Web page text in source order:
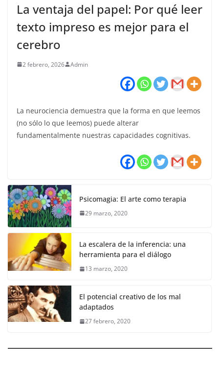
La ventaja del papel: Por qué leer
texto impreso es mejor para el
cerebro
2 febrero, 2026 Admin
La neurociencia demuestra que la forma en que leemos
(no sólo lo que leemos) puede alterar
fundamentalmente nuestras capacidades cognitivas.
Psicomagia: El arte como terapia
29 marzo, 2020
La escalera de la inferencia: una
herramienta para el diálogo
13 marzo, 2020
El potencial creativo de los mal
adaptados
27 febrero, 2020